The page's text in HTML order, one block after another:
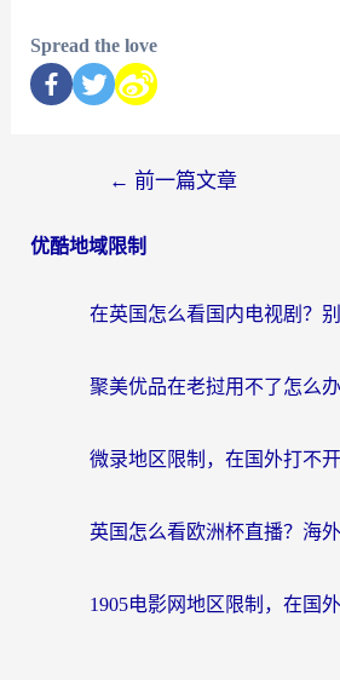
Spread the love
← 前一篇文章
优酷地域限制